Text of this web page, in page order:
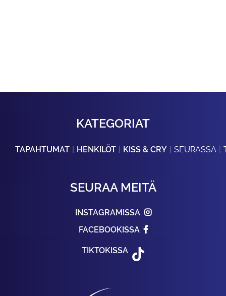
KATEGORIAT
TAPAHTUMAT HENKILÖT KISS & CRY SEURASSA
SEURAA MEITÄ
INSTAGRAMISSA
FACEBOOKISSA
TIKTOKISSA